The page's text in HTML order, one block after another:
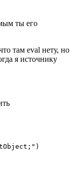
ты его
там eval нету, но
я источнику